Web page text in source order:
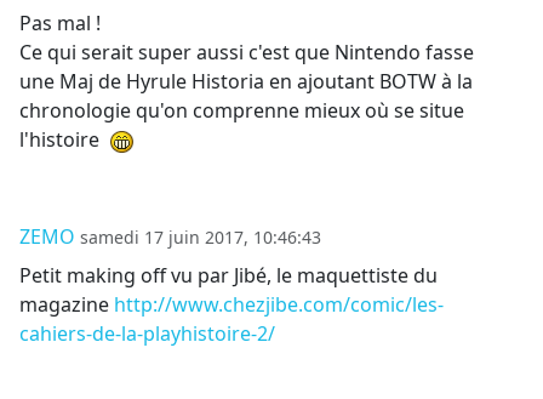
Pas mal !
Ce qui serait super aussi c'est que Nintendo fasse
une Maj de Hyrule Historia en ajoutant BOTW à la
chronologie qu'on comprenne mieux où se situe
l'histoire
ZEMO samedi 17 juin 2017, 10:46:43
Petit making off vu par Jibé, le maquettiste du
magazine http://www.chezjibe.com/comic/les-
cahiers-de-la-playhistoire-2/